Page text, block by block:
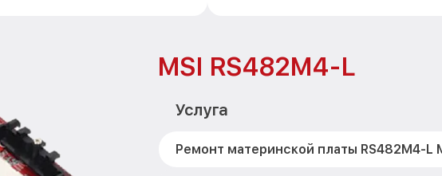
MSI RS482M4-L
Услуга
Ремонт материнской платы RS482M4-L